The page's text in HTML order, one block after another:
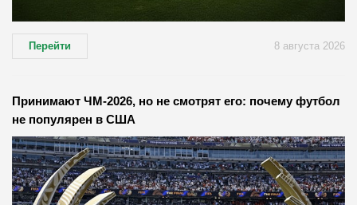
Перейти 8 августа 2026
Принимают ЧМ-2026, но не смотрят его: почему футбол
не популярен в США